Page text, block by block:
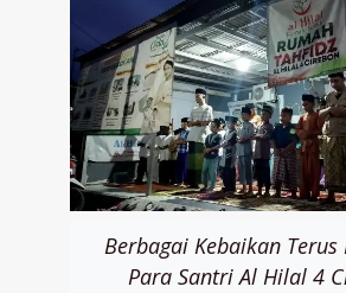
Berbagai Kebaikan
Para Santri Al Hilal 4